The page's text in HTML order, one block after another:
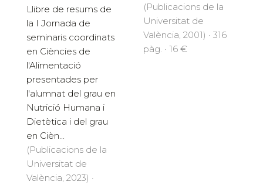
Llibre de resums de
la I Jornada de
seminaris coordinats
en Ciències de
l'Alimentació
presentades per
l'alumnat del grau en
Nutrició Humana i
Dietètica i del grau
en Cièn...
(Publicacions de la
Universitat de
València, 2023) ·
(Publicacions de la
Universitat de
València, 2001) · 316
pàg. · 16 €